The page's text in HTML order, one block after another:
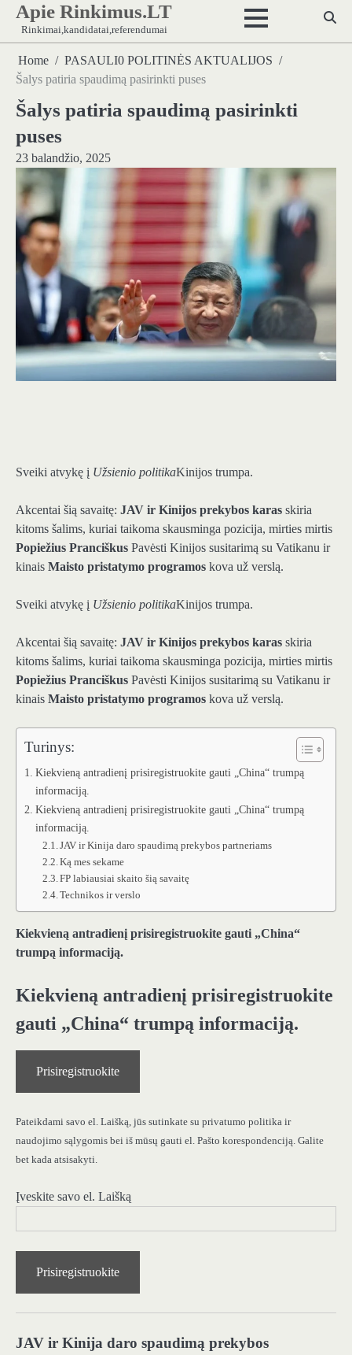
Skip
content
Apie Rinkimus.LT
Rinkimai,kandidatai,referendumai
Home
PASAULI0 POLITINĖS AKTUALIJOS
Šalys patiria spaudimą pasirinkti puses
Šalys patiria spaudimą pasirinkti
puses
23 balandžio, 2025
Sveiki atvykę į Užsienio politikaKinijos trumpa.
Akcentai šią savaitę: JAV ir Kinijos prekybos karas skiria
kitoms šalims, kuriai taikoma skausminga pozicija, mirties mirtis
Popiežius Pranciškus Pavėsti Kinijos susitarimą su Vatikanu ir
kinais Maisto pristatymo programos kova už verslą.
Sveiki atvykę į Užsienio politikaKinijos trumpa.
Akcentai šią savaitę: JAV ir Kinijos prekybos karas skiria
kitoms šalims, kuriai taikoma skausminga pozicija, mirties mirtis
Popiežius Pranciškus Pavėsti Kinijos susitarimą su Vatikanu ir
kinais Maisto pristatymo programos kova už verslą.
Turinys:
Kiekvieną antradienį prisiregistruokite gauti „China“ trumpą
informaciją.
Kiekvieną antradienį prisiregistruokite gauti „China“ trumpą
informaciją.
JAV ir Kinija daro spaudimą prekybos partneriams
Ką mes sekame
FP labiausiai skaito šią savaitę
Technikos ir verslo
Kiekvieną antradienį prisiregistruokite gauti „China“
trumpą informaciją.
Kiekvieną antradienį prisiregistruokite
gauti „China“ trumpą informaciją.
Prisiregistruokite
Pateikdami savo el. Laišką, jūs sutinkate su privatumo politika ir
naudojimo sąlygomis bei iš mūsų gauti el. Pašto korespondenciją. Galite
bet kada atsisakyti.
Įveskite savo el. Laišką
Prisiregistruokite
JAV ir Kinija daro spaudimą prekybos